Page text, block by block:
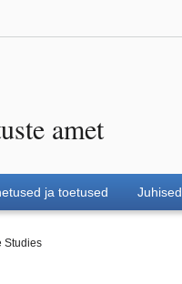
amet
ja toetused Juhised
Studies